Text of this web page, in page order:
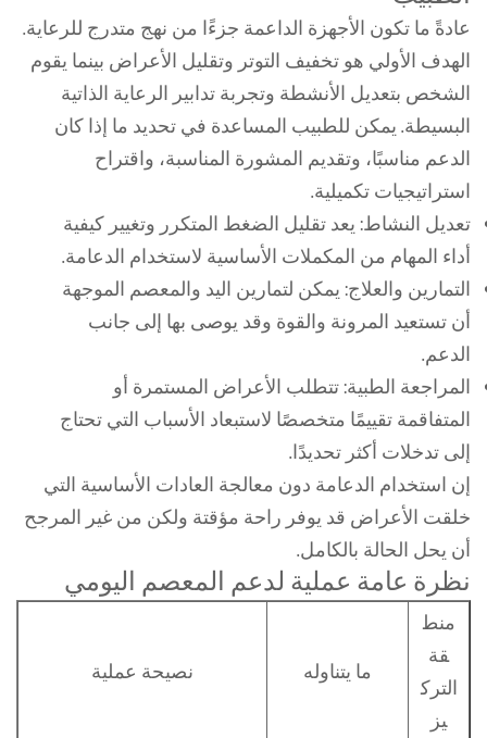
عادةً ما تكون الأجهزة الداعمة جزءًا من نهج متدرج للرعاية.
الهدف الأولي هو تخفيف التوتر وتقليل الأعراض بينما يقوم
الشخص بتعديل الأنشطة وتجربة تدابير الرعاية الذاتية
البسيطة. يمكن للطبيب المساعدة في تحديد ما إذا كان
الدعم مناسبًا، وتقديم المشورة المناسبة، واقتراح
استراتيجيات تكميلية.
تعديل النشاط: يعد تقليل الضغط المتكرر وتغيير كيفية
أداء المهام من المكملات الأساسية لاستخدام الدعامة.
التمارين والعلاج: يمكن لتمارين اليد والمعصم الموجهة
أن تستعيد المرونة والقوة وقد يوصى بها إلى جانب
الدعم.
المراجعة الطبية: تتطلب الأعراض المستمرة أو
المتفاقمة تقييمًا متخصصًا لاستبعاد الأسباب التي تحتاج
إلى تدخلات أكثر تحديدًا.
إن استخدام الدعامة دون معالجة العادات الأساسية التي
خلقت الأعراض قد يوفر راحة مؤقتة ولكن من غير المرجح
أن يحل الحالة بالكامل.
نظرة عامة عملية لدعم المعصم اليومي
منط
قة
الترك
يز
ما يتناوله نصيحة عملية